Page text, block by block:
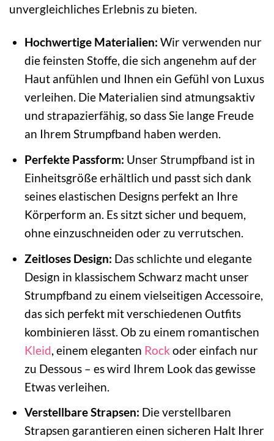
unvergleichliches Erlebnis zu bieten.
Hochwertige Materialien: Wir verwenden nur
die feinsten Stoffe, die sich angenehm auf der
Haut anfühlen und Ihnen ein Gefühl von Luxus
verleihen. Die Materialien sind atmungsaktiv
und strapazierfähig, so dass Sie lange Freude
an Ihrem Strumpfband haben werden.
Perfekte Passform: Unser Strumpfband ist in
Einheitsgröße erhältlich und passt sich dank
seines elastischen Designs perfekt an Ihre
Körperform an. Es sitzt sicher und bequem,
ohne einzuschneiden oder zu verrutschen.
Zeitloses Design: Das schlichte und elegante
Design in klassischem Schwarz macht unser
Strumpfband zu einem vielseitigen Accessoire,
das sich perfekt mit verschiedenen Outfits
kombinieren lässt. Ob zu einem romantischen
Kleid , einem eleganten Rock oder einfach nur
zu Dessous – es wird Ihrem Look das gewisse
Etwas verleihen.
Verstellbare Strapsen: Die verstellbaren
Strapsen garantieren einen sicheren Halt Ihrer